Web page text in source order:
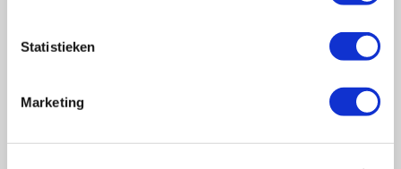
Statistieken
Marketing
Ziektebeelden
EGPA